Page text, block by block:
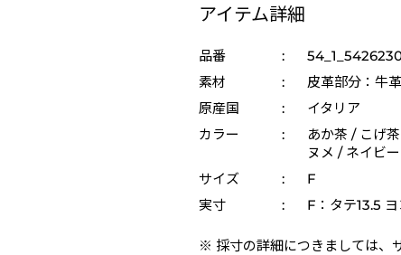
アイテム詳細
品番 :
素材
:
皮革部分：牛革
原産国
:
イタリア
カラー
:
あか茶 / こげ
ヌメ / ネイビ
サイズ
:
F
実寸
: F：タテ13.5
※ 採寸の詳細につきましては、